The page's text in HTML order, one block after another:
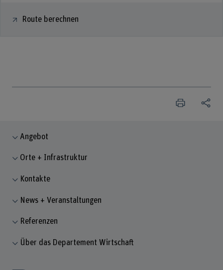
Route berechnen
Angebot
Orte + Infrastruktur
Kontakte
News + Veranstaltungen
Referenzen
Über das Departement Wirtschaft